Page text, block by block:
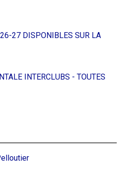
27 DISPONIBLES SUR LA
INTERCLUBS - TOUTES